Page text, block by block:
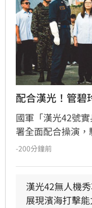
配合漢光！管碧
國軍「漢光42號
署全面配合操演
能。海委會主委
-200分鐘前
漢光42無人機
展現濱海打擊能